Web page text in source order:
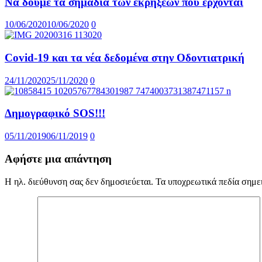
10/06/202010/06/2020 0
Covid-19 και τα νέα δεδομένα στην Οδοντιατρική
24/11/202025/11/2020 0
Δημογραφικό SOS!!!
05/11/201906/11/2019 0
Αφήστε μια απάντηση
Η ηλ. διεύθυνση σας δεν δημοσιεύεται. Τα υποχρεωτικά πεδία